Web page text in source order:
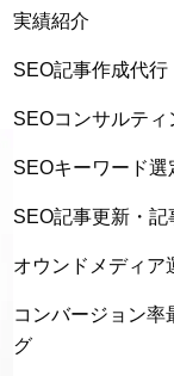
実績紹介
SEO記事作成代行
SEOコンサルティ
SEOキーワード選
SEO記事更新・
オウンドメディア
コンバージョン率
グ